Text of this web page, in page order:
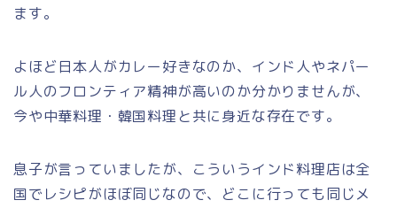
ます。
よほど日本人がカレー好きなのか、インド人やネパー
ル人のフロンティア精神が高いのか分かりませんが、
今や中華料理・韓国料理と共に身近な存在です。
息子が言っていましたが、こういうインド料理店は全
国でレシピがほぼ同じなので、どこに行っても同じメ